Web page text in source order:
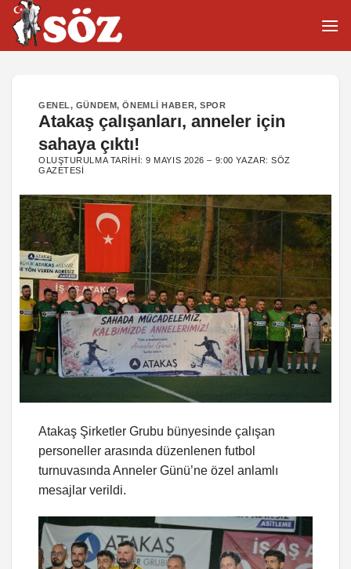
İçeriğe
atla
GENEL, GÜNDEM,ÖNEMLI HABER,SPOR
Atakaş çalışanları, anneler için
sahaya çıktı!
OLUŞTURULMA TARIHI:9 MAYIS 2026 – 9:00 YAZAR:SÖZ
GAZETESI
Atakaş Şirketler Grubu bünyesinde çalışan
personeller arasında düzenlenen futbol
turnuvasında Anneler Günü’ne özel anlamlı
mesajlar verildi.